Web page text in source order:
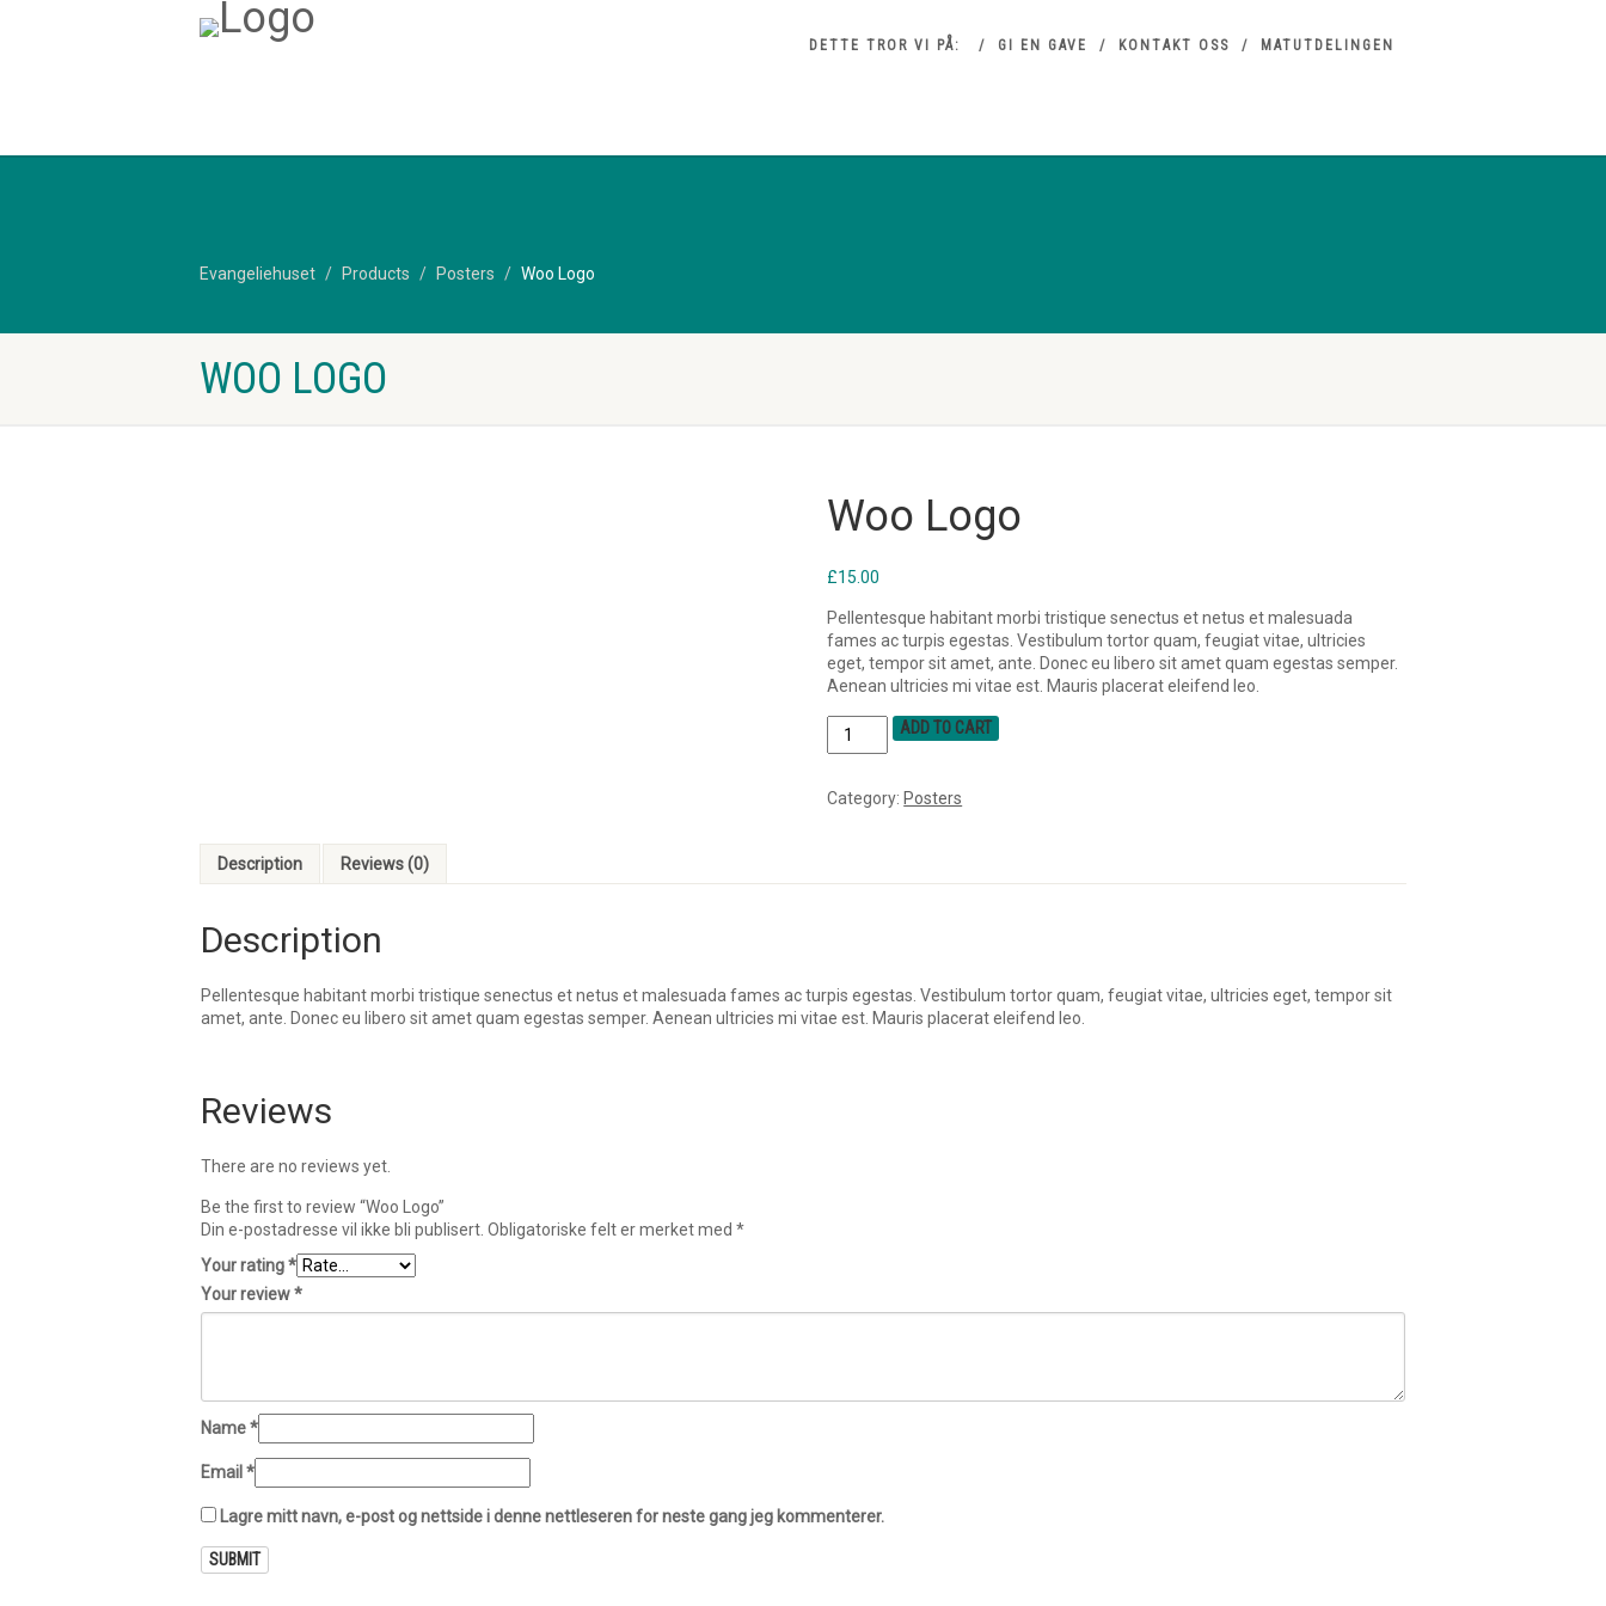
DETTE TROR VI PÅ: GI EN GAVE KONTAKT OSS MATUTDELINGEN
Evangeliehuset Products Posters Woo Logo
WOO LOGO
Woo Logo
£15.00
Pellentesque habitant morbi tristique senectus et netus et malesuada
fames ac turpis egestas. Vestibulum tortor quam, feugiat vitae, ultricies
eget, tempor sit amet, ante. Donec eu libero sit amet quam egestas semper.
Aenean ultricies mi vitae est. Mauris placerat eleifend leo.
ADD TO CART
Category: Posters
Description Reviews (0)
Description
Pellentesque habitant morbi tristique senectus et netus et malesuada fames ac turpis egestas. Vestibulum tortor quam, feugiat vitae, ultricies eget, tempor sit
amet, ante. Donec eu libero sit amet quam egestas semper. Aenean ultricies mi vitae est. Mauris placerat eleifend leo.
Reviews
There are no reviews yet.
Be the first to review “Woo Logo”
Din e-postadresse vil ikke bli publisert. Obligatoriske felt er merket med *
Your rating*
Your review*
Name*
Email *
Lagre mitt navn, e-post og nettside i denne nettleseren for neste gang jeg kommenterer.